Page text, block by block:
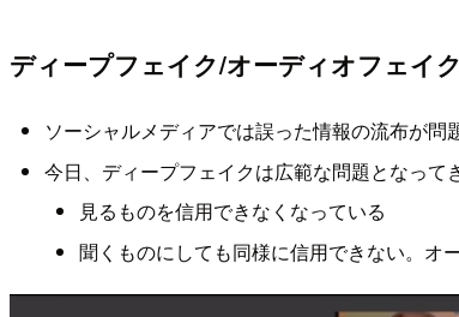
ディープフェイク/オーディオフェイ
ソーシャルメディアでは誤った情報の流布が問
今日、ディープフェイクは広範な問題となって
見るものを信用できなくなっている
聞くものにしても同様に信用できない。オ